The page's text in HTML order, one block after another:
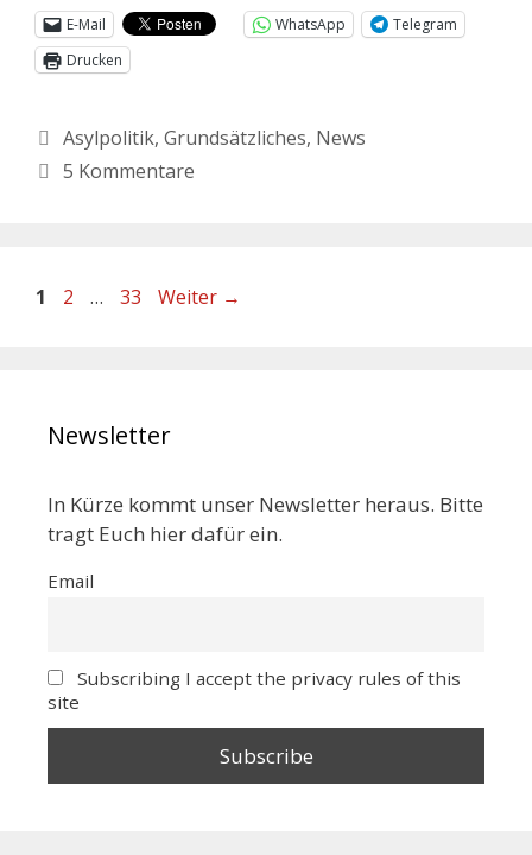
E-Mail
WhatsApp
Telegram
Drucken
Asylpolitik, Grundsätzliches, News
5 Kommentare
1 2 … 33 Weiter →
Newsletter
In Kürze kommt unser Newsletter heraus. Bitte
tragt Euch hier dafür ein.
Email
Subscribing I accept the privacy rules of this
site